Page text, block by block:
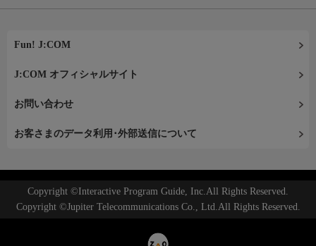
Fun! J:COM
J:COM オフィシャルサイト
お問い合わせ
お客さまのデータ利用･外部送信について
Copyright ©Interactive Program Guide, Inc.All Rights Reserved.
Copyright ©Jupiter Telecommunications Co., Ltd.All Rights Reserved.